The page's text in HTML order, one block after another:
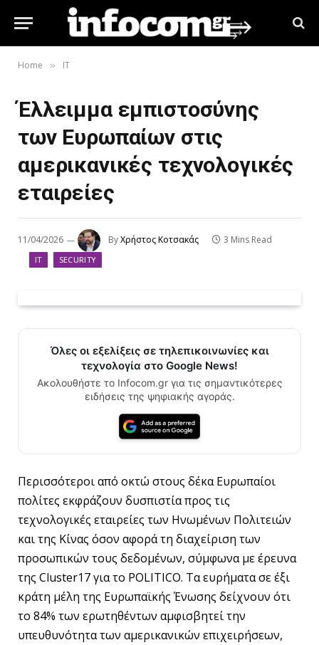
Home » IT
Έλλειμμα εμπιστοσύνης
των Ευρωπαίων στις
αμερικανικές τεχνολογικές
εταιρείες
11/04/2026 ByΧρήστος Κοτσακάς 3 Mins Read
IT SECURITY
Όλες οι εξελίξεις σε τηλεπικοινωνίες και
τεχνολογία στο Google News!
Ακολουθήστε το Infocom.gr για τις σημαντικότερες
ειδήσεις της ψηφιακής αγοράς.
Περισσότεροι από οκτώ στους δέκα Ευρωπαίοι
πολίτες εκφράζουν δυσπιστία προς τις
τεχνολογικές εταιρείες των Ηνωμένων Πολιτειών
και της Κίνας όσον αφορά τη διαχείριση των
προσωπικών τους δεδομένων, σύμφωνα με έρευνα
της Cluster17 για το POLITICO. Τα ευρήματα σε έξι
κράτη μέλη της Ευρωπαϊκής Ένωσης δείχνουν ότι
το 84% των ερωτηθέντων αμφισβητεί την
υπευθυνότητα των αμερικανικών επιχειρήσεων,